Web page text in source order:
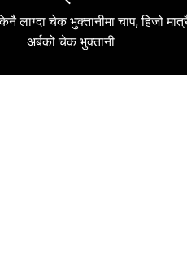
Previous
post:
लाग्दा चेक भुक्तानीमा चाप, हिजो
अर्बको चेक भुक्तानी